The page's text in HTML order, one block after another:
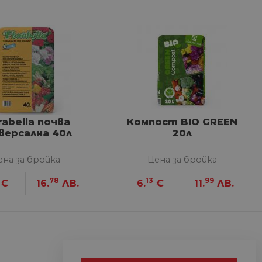
почва
40л
за бройка
€ 16.78 ЛВ.
Компост BIO GREEN
20л
Цена за бройка
6.13 € 11.99 ЛВ.
и управление на
хората и ботовете.
отчети за
посетителите.